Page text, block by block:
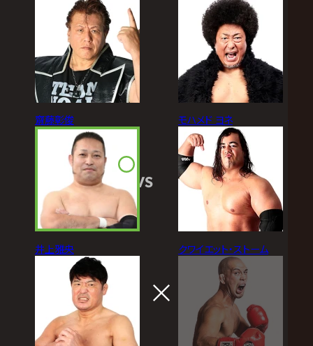
齋藤彰俊
井上雅央
VS
モハメド ヨネ
クワイエット・ストーム